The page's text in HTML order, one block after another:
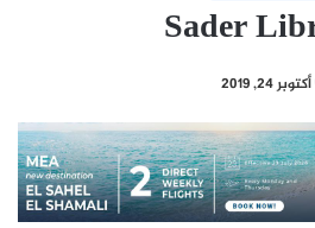
Sader
أكتوبر 24, 2019